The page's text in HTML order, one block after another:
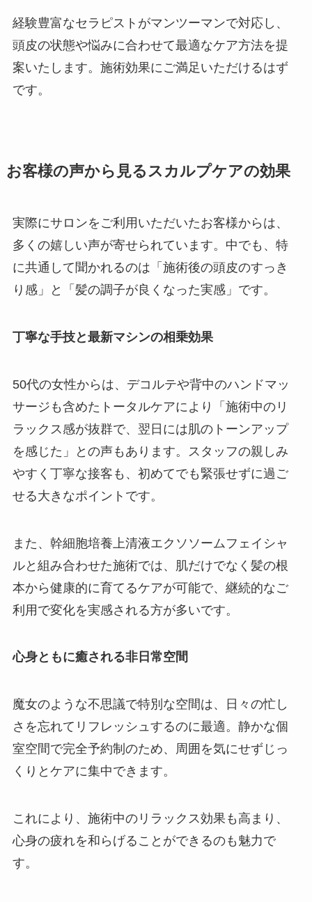
経験豊富なセラピストがマンツーマンで対応し、
頭皮の状態や悩みに合わせて最適なケア方法を提
案いたします。施術効果にご満足いただけるはず
です。
お客様の声から見るスカルプケアの効果
実際にサロンをご利用いただいたお客様からは、
多くの嬉しい声が寄せられています。中でも、特
に共通して聞かれるのは「施術後の頭皮のすっき
り感」と「髪の調子が良くなった実感」です。
丁寧な手技と最新マシンの相乗効果
50代の女性からは、デコルテや背中のハンドマッ
サージも含めたトータルケアにより「施術中のリ
ラックス感が抜群で、翌日には肌のトーンアップ
を感じた」との声もあります。スタッフの親しみ
やすく丁寧な接客も、初めてでも緊張せずに過ご
せる大きなポイントです。
また、幹細胞培養上清液エクソソームフェイシャ
ルと組み合わせた施術では、肌だけでなく髪の根
本から健康的に育てるケアが可能で、継続的なご
利用で変化を実感される方が多いです。
心身ともに癒される非日常空間
魔女のような不思議で特別な空間は、日々の忙し
さを忘れてリフレッシュするのに最適。静かな個
室空間で完全予約制のため、周囲を気にせずじっ
くりとケアに集中できます。
これにより、施術中のリラックス効果も高まり、
心身の疲れを和らげることができるのも魅力で
す。